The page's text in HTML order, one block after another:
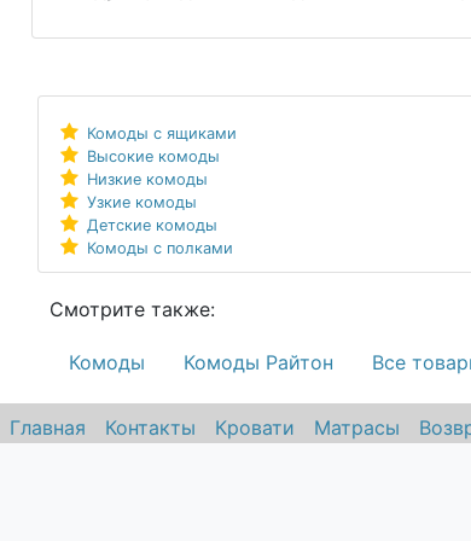
Комоды с ящиками
Высокие комоды
Низкие комоды
Узкие комоды
Детские комоды
Комоды с полками
Смотрите также:
Комоды Комоды Райтон Все
Главная Контакты Кровати Матрасы